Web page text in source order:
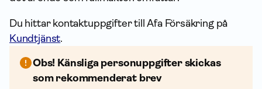
Du hittar kontakt­uppgifter till Afa För­säkring på
Kundtjänst.
Obs! Känsliga person­uppgifter skickas
som rekommenderat brev